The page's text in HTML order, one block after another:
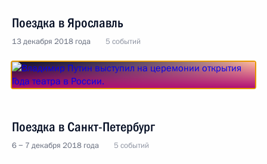
Поездка в Ярославль
13 декабря 2018 года 5 событий
Поездка в Санкт-Петербург
6 − 7 декабря 2018 года 5 событий